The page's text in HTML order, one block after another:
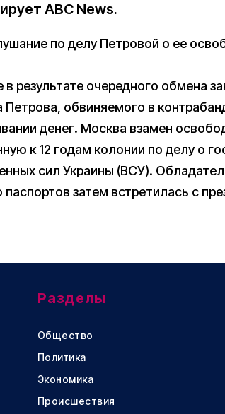
ABC News.
по делу Петровой о ее
результате очередного обмена
обвиняемого в
денег. Москва взамен
к 12 годам колонии по делу о
сил Украины (ВСУ).
паспортов затем встретилась с
Разделы
Общество
Политика
Экономика
Происшествия